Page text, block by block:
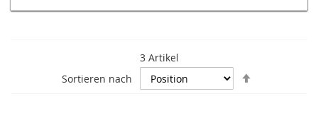
3Artikel
Sortieren nach